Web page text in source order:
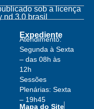
sob a licença
nd 3.0 brasil
Expediente
Atendimento:
Segunda à Sexta
– das 08h às
12h
Sessões
Plenárias: Sexta
– 19h45
Mapa do Site